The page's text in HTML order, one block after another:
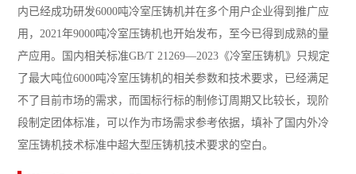
内已经成功研发6000吨冷室压铸机并在多个用户企业得到推广应
用，2021年9000吨冷室压铸机也开始发布，至今已得到成熟的量
产应用。国内相关标准GB/T 21269—2023《冷室压铸机》只规定
了最大吨位6000吨冷室压铸机的相关参数和技术要求，已经满足
不了目前市场的需求，而国标行标的制修订周期又比较长，现阶
段制定团体标准，可以作为市场需求参考依据，填补了国内外冷
室压铸机技术标准中超大型压铸机技术要求的空白。